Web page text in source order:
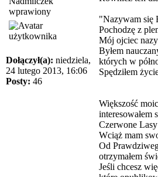
wprawiony
Dołączył(a): niedziela,
24 lutego 2013, 16:06
Posty: 46
"Nazywam się
Pochodzę z
Mój ojciec
Byłem
których w
Spędziłem
Większość
Czerwone
Wciąż mam
Od
otrzymałem
Jeśli chcesz